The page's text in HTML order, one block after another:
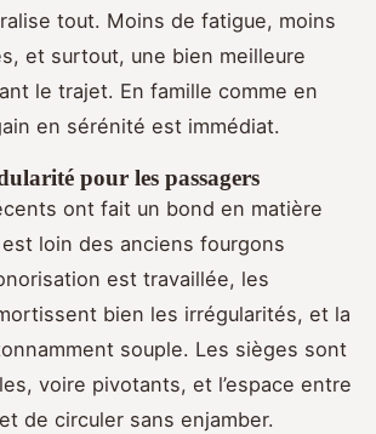
tout. Moins de fatigue, moins
et surtout, une bien meilleure
le trajet. En famille comme en
en sérénité est immédiat.
pour les passagers
ont fait un bond en matière
loin des anciens fourgons
est travaillée, les
bien les irrégularités, et la
souple. Les sièges sont
voire pivotants, et l’espace entre
de circuler sans enjamber.